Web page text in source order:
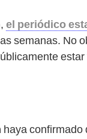
el periódico
semanas. No
haya confirmado